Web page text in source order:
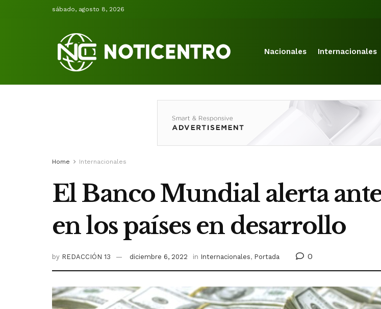
sábado, agosto 8, 2026
Nacionales Internacionales
Home Internacionales
El Banco Mundial alerta
en los países en desarrollo
by REDACCIÓN 13 diciembre 6, 2022 in Internacionales, Portada 0